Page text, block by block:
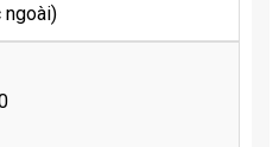
ngoài)